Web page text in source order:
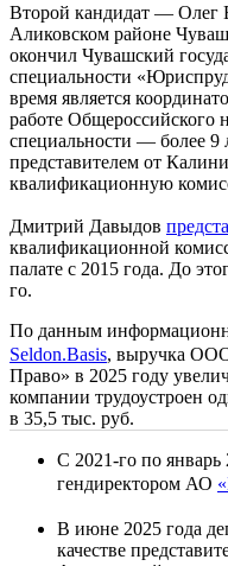
Второй кандидат — Олег
Аликовском районе
окончил Чувашский
специальности
время является
работе Общероссийского
специальности — более 9
представителем от
квалификационную
Дмитрий Давыдов
квалификационной
палате с 2015 года. До
го.
По данным
Seldon.Basis, выручка
Право» в 2025 году
компании трудоустроен
в 35,5 тыс. руб.
С 2021-го по
гендиректором АО
В июне 2025 года
качестве